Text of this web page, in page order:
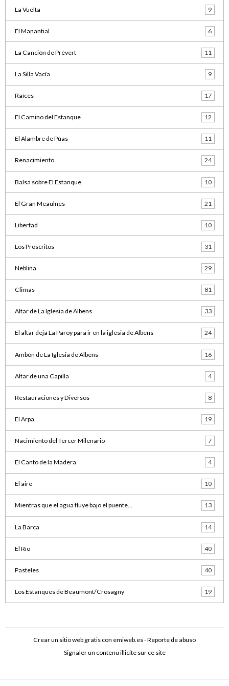
La Vuelta 9
El Manantial 6
La Canción de Prévert 11
La Silla Vacía 9
Raíces 17
El Camino del Estanque 12
El Alambre de Púas 11
Renacimiento 24
Balsa sobre El Estanque 10
El Gran Meaulnes 21
Libertad 10
Los Proscritos 31
Neblina 29
Climas 81
Altar de La Iglesia de Albens 33
El altar deja La Paroy para ir en la iglesia de Albens 24
Ambón de La Iglesia de Albens 16
Altar de una Capilla 4
Restauraciones y Diversos 8
El Arpa 19
Nacimiento del Tercer Milenario 7
El Canto de la Madera 4
El aire 10
Mientras que el agua fluye bajo el puente... 13
La Barca 14
El Río 40
Pasteles 40
Los Estanques de Beaumont/Crosagny 19
Crear un sitio web gratis con emiweb.es -Reporte de abuso
Signaler un contenu illicite sur ce site